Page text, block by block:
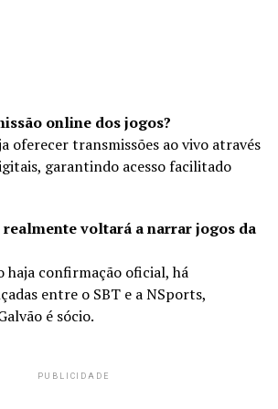
online dos jogos?
oferecer transmissões ao vivo através
garantindo acesso facilitado
realmente voltará a narrar jogos da
haja confirmação oficial, há
entre o SBT e a NSports,
é sócio.
PUBLICIDADE